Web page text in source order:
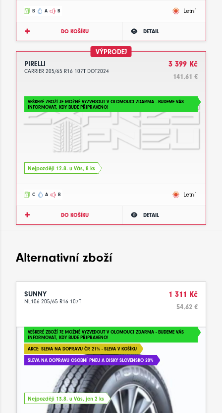
B A B Letní
DO KOŠÍKU DETAIL
VÝPRODEJ
PIRELLI
CARRIER 205/65 R16 107T DOT2024
3 399 Kč
141.61 €
VEŠKERÉ ZBOŽÍ JE MOŽNÉ VYZVEDOUT V OLOMOUCI ZDARMA - BUDEME VÁS
INFORMOVAT, KDY BUDE PŘIPRAVENO!
Nejpozději 12.8. u Vás, 8 ks
C A B Letní
DO KOŠÍKU DETAIL
Alternativní zboží
SUNNY
NL106 205/65 R16 107T
1 311 Kč
54.62 €
VEŠKERÉ ZBOŽÍ JE MOŽNÉ VYZVEDOUT V OLOMOUCI ZDARMA - BUDEME VÁS
INFORMOVAT, KDY BUDE PŘIPRAVENO!
AKCE: SLEVA NA DOPRAVU ČR 21% - SLEVA V KOŠÍKU
SLEVA NA DOPRAVU OSOBNÍ PNEU A DISKY SLOVENSKO 20%
Nejpozději 13.8. u Vás, jen 2 ks